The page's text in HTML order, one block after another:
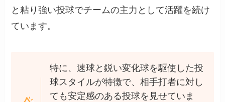
と粘り強い投球でチームの主力として活躍を続け
ています。
特に、速球と鋭い変化球を駆使した投
球スタイルが特徴で、相手打者に対し
ても安定感のある投球を見せていま